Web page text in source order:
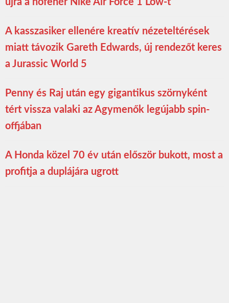
A kasszasiker ellenére kreatív nézeteltérések
miatt távozik Gareth Edwards, új rendezőt keres
a Jurassic World 5
Penny és Raj után egy gigantikus szörnyként
tért vissza valaki az Agymenők legújabb spin-
offjában
A Honda közel 70 év után először bukott, most a
profitja a duplájára ugrott